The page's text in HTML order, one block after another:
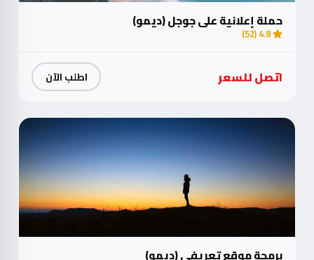
حملة إعلانية على جوجل (ديمو)
4.8 (52)
اتصل للسعر اطلب الآن
برمجة موقع تعريفي (ديمو)